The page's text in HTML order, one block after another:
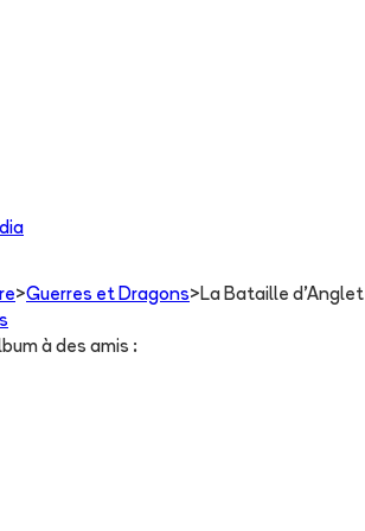
>Guerres et Dragons> La Bataille
à des amis :